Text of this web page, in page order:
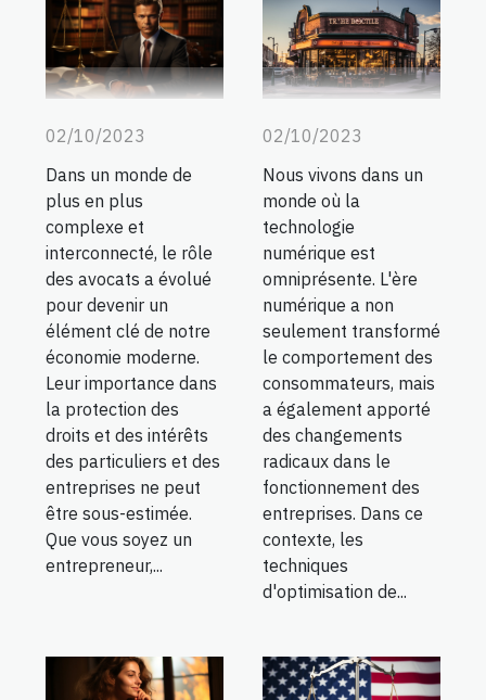
02/10/2023
Dans un monde de
plus en plus
complexe et
interconnecté, le rôle
des avocats a évolué
pour devenir un
élément clé de notre
économie moderne.
Leur importance dans
la protection des
droits et des intérêts
des particuliers et des
entreprises ne peut
être sous-estimée.
Que vous soyez un
entrepreneur,...
02/10/2023
Nous vivons dans un
monde où la
technologie
numérique est
omniprésente. L'ère
numérique a non
seulement transformé
le comportement des
consommateurs, mais
a également apporté
des changements
radicaux dans le
fonctionnement des
entreprises. Dans ce
contexte, les
techniques
d'optimisation de...